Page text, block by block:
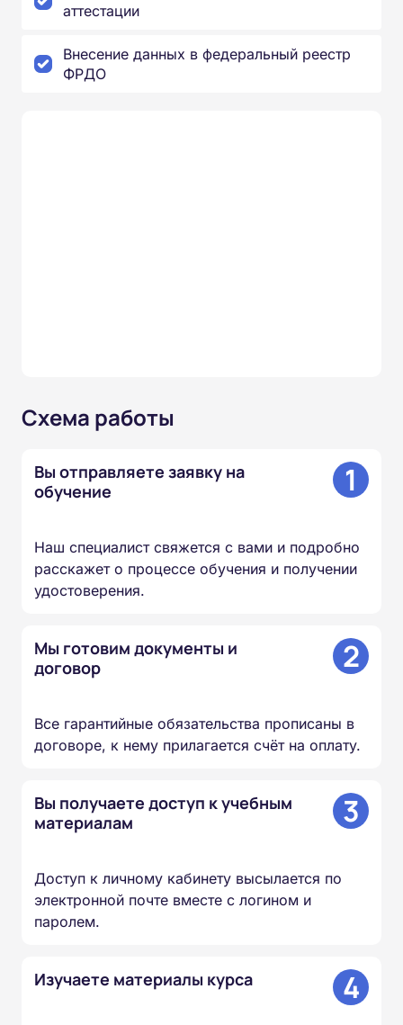
аттестации
Внесение данных в федеральный реестр
ФРДО
Схема работы
Вы отправляете заявку на
обучение
1
Наш специалист свяжется с вами и подробно
расскажет о процессе обучения и получении
удостоверения.
Мы готовим документы и
договор
2
Все гарантийные обязательства прописаны в
договоре, к нему прилагается счёт на оплату.
Вы получаете доступ к учебным
материалам
3
Доступ к личному кабинету высылается по
электронной почте вместе с логином и
паролем.
Изучаете материалы курса 4